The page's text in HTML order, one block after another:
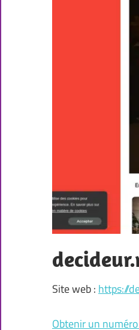
Site web : https://
Obtenir un